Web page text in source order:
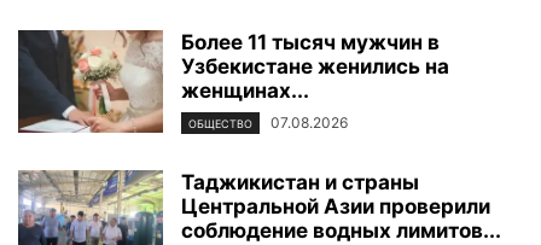
Более 11 тысяч мужчин в
Узбекистане женились на
женщинах...
ОБЩЕСТВО 07.08.2026
Таджикистан и страны
Центральной Азии проверили
соблюдение водных лимитов...